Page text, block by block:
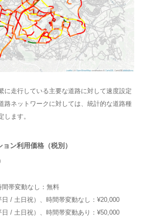
に走行している主要な道路に対して速度設定
路ネットワークに対しては、統計的な道路種
します。
ン利用価格（税別）
帯変動なし：無料
/ 土日祝）、時間帯変動なし：¥20,000
/ 土日祝）、時間帯変動あり：¥50,000